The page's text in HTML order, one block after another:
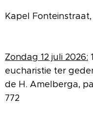
Kapel
Zondag 12 juli 2026:
eucharistie ter
de H. Amelberga,
772